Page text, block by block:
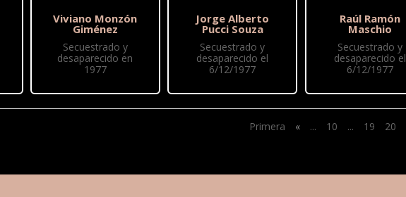
Viviano Monzón
Giménez
Secuestrado y
desaparecido en
1977
Jorge Alberto
Pucci Souza
Secuestrado y
desaparecido el
6/12/1977
Raúl Ramón
Maschio
Secuestrado y
desaparecido el
6/12/1977
Primera « ... 10 ... 19 20